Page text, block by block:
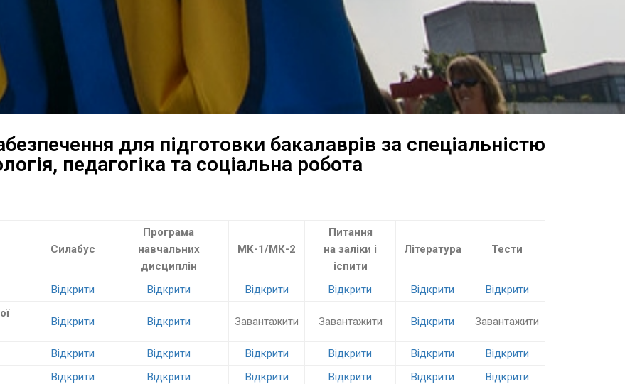
для підготовки бакалаврів за спеціальністю
педагогіка та соціальна робота
Силабус
Програма
навчальних
дисциплін
МК-1/МК-2
Питання
на заліки і
іспити
Література Тести
Відкрити Відкрити Відкрити Відкрити Відкрити
Відкрити
Відкрити Відкрити Завантажити Завантажити Відкрити Завантажити
Відкрити Відкрити Відкрити Відкрити Відкрити
Відкрити
Відкрити Відкрити Відкрити Відкрити Відкрити
Відкрити